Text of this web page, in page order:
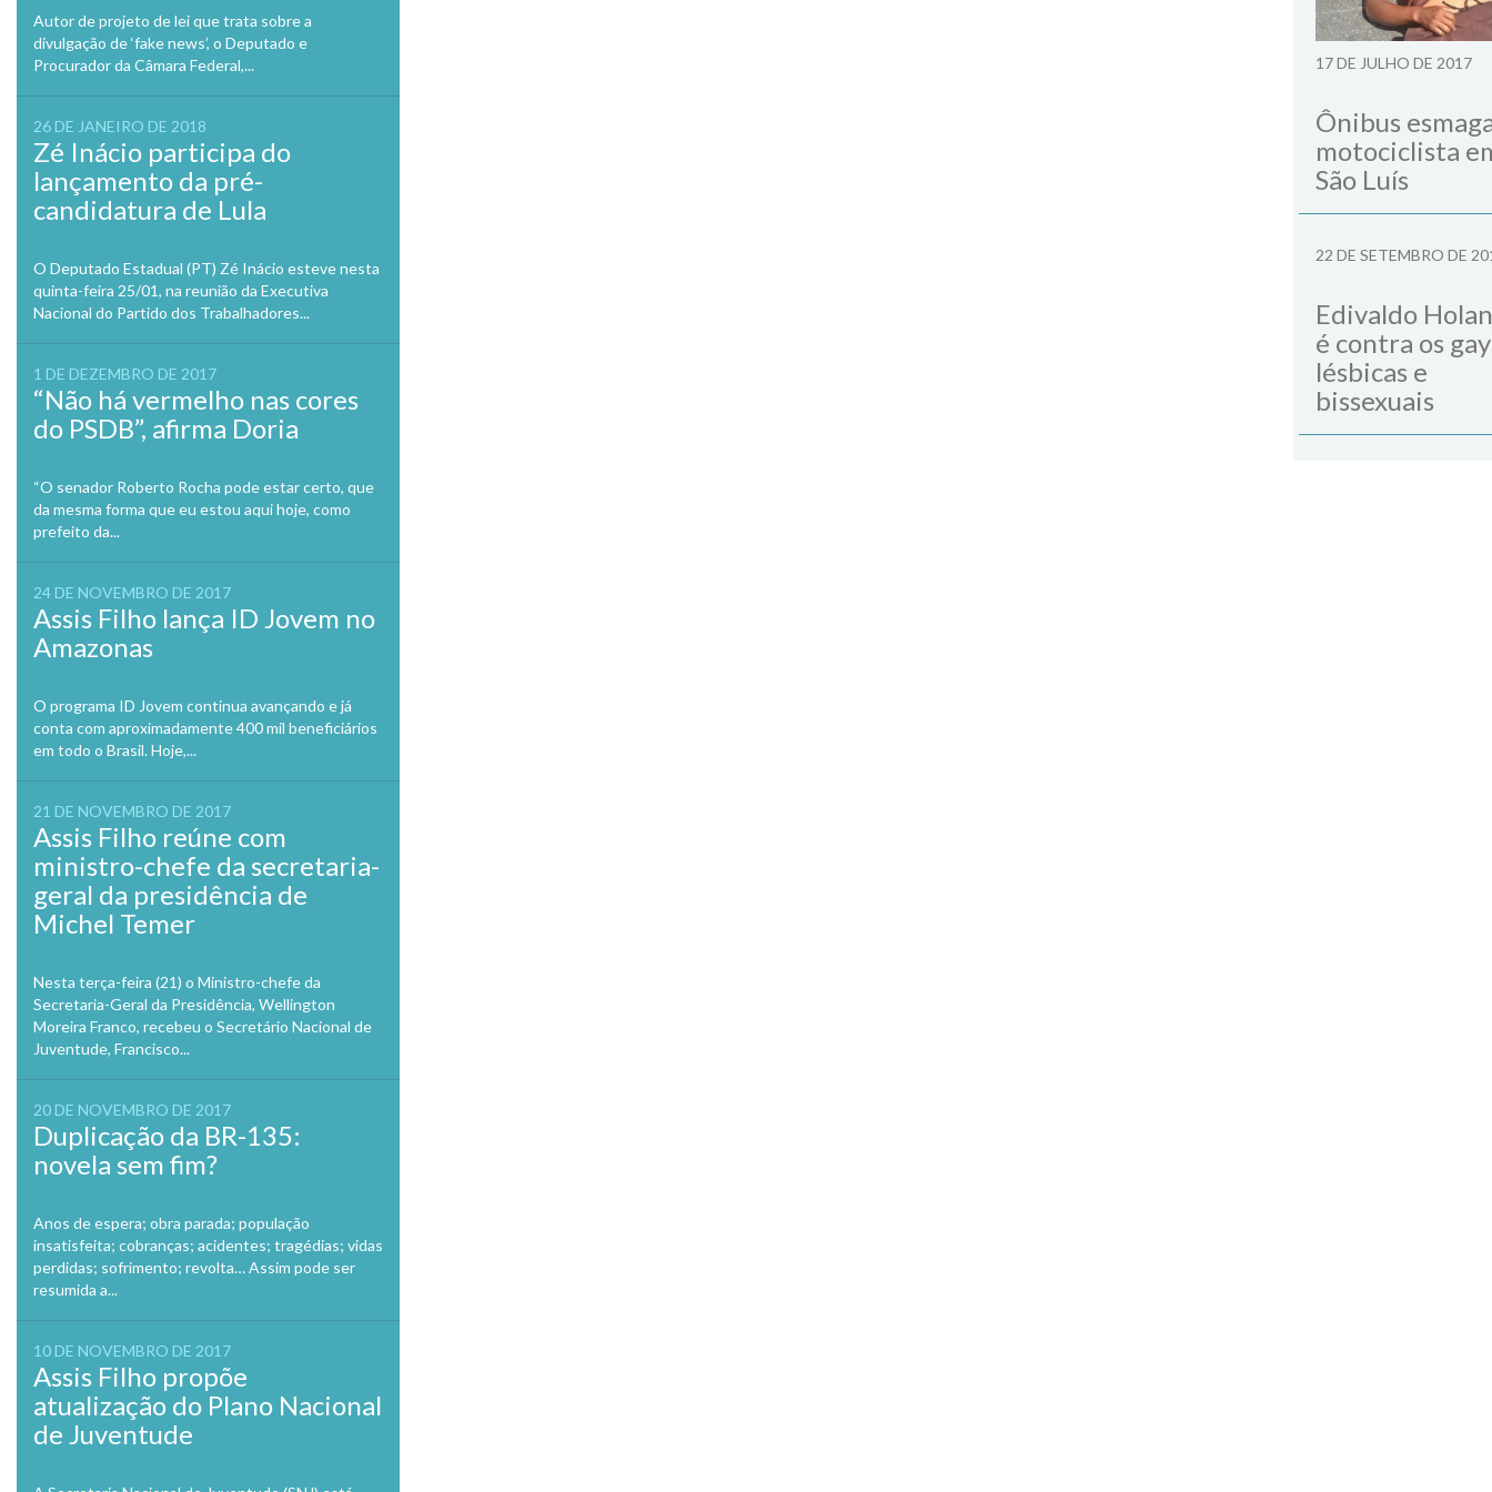
Autor de projeto de lei que trata sobre a
divulgação de ‘fake news’, o Deputado e
Procurador da Câmara Federal,...
26 DE JANEIRO DE 2018
Zé Inácio participa do
lançamento da pré-
candidatura de Lula
O Deputado Estadual (PT) Zé Inácio esteve nesta
quinta-feira 25/01, na reunião da Executiva
Nacional do Partido dos Trabalhadores...
1 DE DEZEMBRO DE 2017
“Não há vermelho nas cores
do PSDB”, afirma Doria
“O senador Roberto Rocha pode estar certo, que
da mesma forma que eu estou aqui hoje, como
prefeito da...
24 DE NOVEMBRO DE 2017
Assis Filho lança ID Jovem no
Amazonas
O programa ID Jovem continua avançando e já
conta com aproximadamente 400 mil beneficiários
em todo o Brasil. Hoje,...
21 DE NOVEMBRO DE 2017
Assis Filho reúne com
ministro-chefe da secretaria-
geral da presidência de
Michel Temer
Nesta terça-feira (21) o Ministro-chefe da
Secretaria-Geral da Presidência, Wellington
Moreira Franco, recebeu o Secretário Nacional de
Juventude, Francisco...
20 DE NOVEMBRO DE 2017
Duplicação da BR-135:
novela sem fim?
Anos de espera; obra parada; população
insatisfeita; cobranças; acidentes; tragédias; vidas
perdidas; sofrimento; revolta… Assim pode ser
resumida a...
10 DE NOVEMBRO DE 2017
Assis Filho propõe
atualização do Plano Nacional
de Juventude
17 DE JULHO DE 2017
Ônibus
motociclista
São Luís
22 DE SETEMBRO DE
Edivaldo
é contra os
lésbicas e
bissexuais